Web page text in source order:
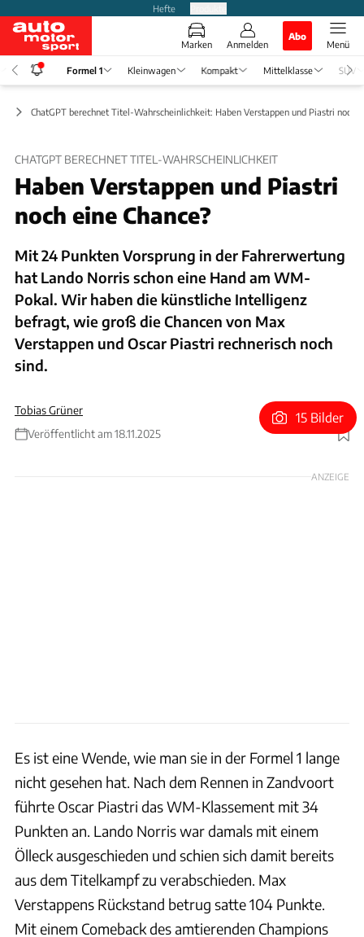
Hefte
Marken Anmelden
Abo
Menü
Formel 1 Kleinwagen Kompakt Mittelklasse SUV
ChatGPT berechnet Titel-Wahrscheinlichkeit: Haben Verstappen und Piastri noch
CHATGPT BERECHNET TITEL-WAHRSCHEINLICHKEIT
Haben Verstappen und Piastri
noch eine Chance?
Mit 24 Punkten Vorsprung in der Fahrerwertung
hat Lando Norris schon eine Hand am WM-
Pokal. Wir haben die künstliche Intelligenz
befragt, wie groß die Chancen von Max
Verstappen und Oscar Piastri rechnerisch noch
sind.
Tobias Grüner
Veröffentlicht am 18.11.2025
Foto: xpb
15 Bilder
ANZEIGE
Es ist eine Wende, wie man sie in der Formel 1 lange
nicht gesehen hat. Nach dem Rennen in Zandvoort
führte Oscar Piastri das WM-Klassement mit 34
Punkten an. Lando Norris war damals mit einem
Ölleck ausgeschieden und schien sich damit bereits
aus dem Titelkampf zu verabschieden. Max
Verstappens Rückstand betrug satte 104 Punkte.
Mit einem Comeback des amtierenden Champions